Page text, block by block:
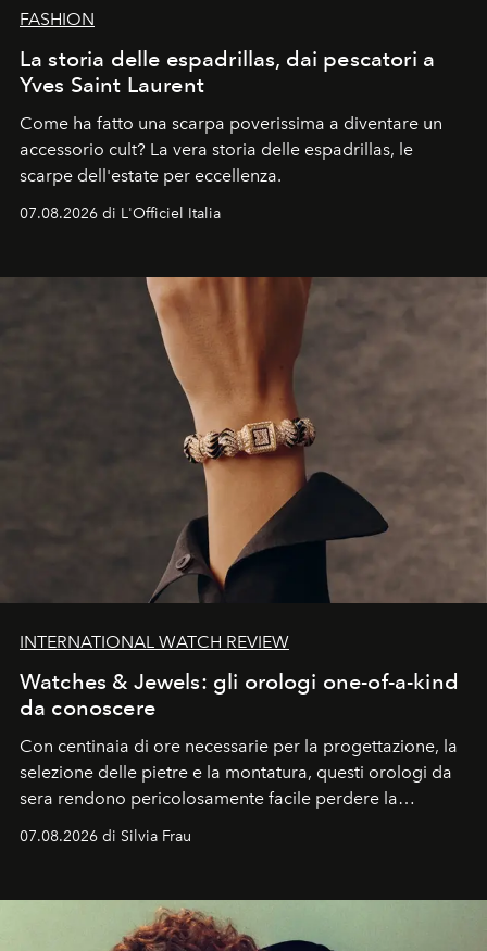
FASHION
La storia delle espadrillas, dai pescatori a
Yves Saint Laurent
Come ha fatto una scarpa poverissima a diventare un
accessorio cult? La vera storia delle espadrillas, le
scarpe dell'estate per eccellenza.
07.08.2026 di L'Officiel Italia
INTERNATIONAL WATCH REVIEW
Watches & Jewels: gli orologi one-of-a-kind
da conoscere
Con centinaia di ore necessarie per la progettazione, la
selezione delle pietre e la montatura, questi orologi da
sera rendono pericolosamente facile perdere la
07.08.2026 di Silvia Frau